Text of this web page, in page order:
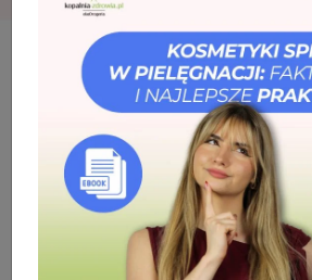
Eko dom
Ekologiczne
Sprzątanie
Płyn uniwersalny
Różowy Grejpfrut, Mięta –